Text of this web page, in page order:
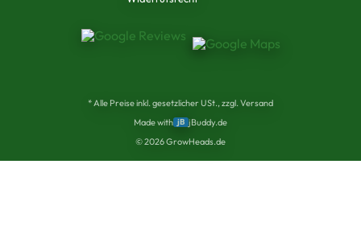
* Alle Preise inkl. gesetzlicher USt., zzgl. Versand
Made with jB jBuddy.de
©2026GrowHeads.de